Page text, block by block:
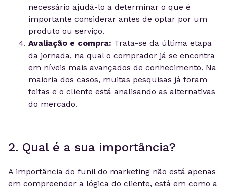
necessário ajudá-lo a determinar o que é
importante considerar antes de optar por um
produto ou serviço.
Avaliação e compra: Trata-se da última etapa
da jornada, na qual o comprador já se encontra
em níveis mais avançados de conhecimento. Na
maioria dos casos, muitas pesquisas já foram
feitas e o cliente está analisando as alternativas
do mercado.
2. Qual é a sua importância?
A importância do funil do marketing não está apenas
em compreender a lógica do cliente, está em como a